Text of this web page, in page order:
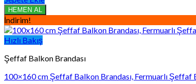
₺1.875,00.
₺1.500,00.
HEMEN AL
İndirim!
Hızlı Bakış
Şeffaf Balkon Brandası
100×160 cm Şeffaf Balkon Brandası, Fermuarlı Şeffaf